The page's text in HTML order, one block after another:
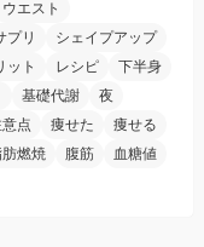
ウエスト
プリ
シェイプアップ
ット レシピ
下半身
基礎代謝
夜
点 痩せた
痩せる
肪燃焼 腹筋
血糖値